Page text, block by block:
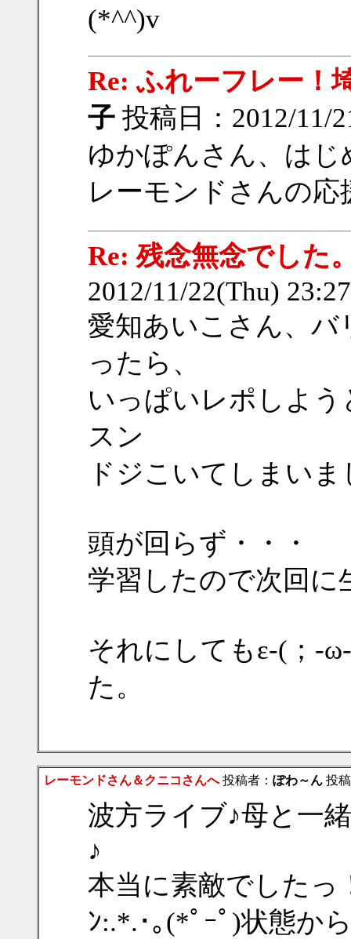
(*^^)v
Re: ふれーフレー！
子 投稿日：2012/11/
ゆかぽんさん、はじ
レーモンドさんの
Re: 残念無念でした
2012/11/22(Thu)
愛知あいこさん、バ
ったら、
いっぱいレポしよ
スン
ドジこいてしまいま
頭が回らず・・・
学習したので次回に
それにしてもε-(；-
た。
レーモンドさん＆クニコさんへ投稿者： ぽわ～ん 投
波方ライブ♪母と一
♪
本当に素敵でしたっ
ﾝ:.*.･｡(*ﾟｰﾟ)状態か